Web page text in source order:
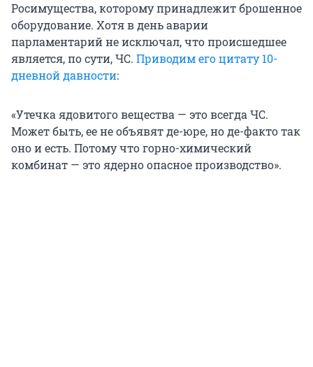
Росимущества, которому принадлежит брошенное
оборудование. Хотя в день аварии
парламентарий не исключал, что происшедшее
является, по сути, ЧС. Приводим его цитату 10-
дневной давности:
«Утечка ядовитого вещества — это всегда ЧС.
Может быть, ее не объявят де-юре, но де-факто так
оно и есть. Потому что горно-химический
комбинат — это ядерно опасное производство».